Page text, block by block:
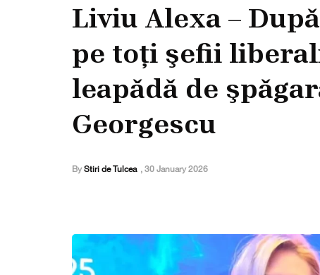
Liviu Alexa –
pe toți şefii
leapǎdǎ de
Georgescu
By Stiri de Tulcea , 30 January 2026